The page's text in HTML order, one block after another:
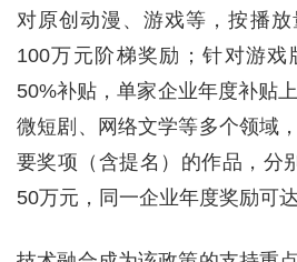
对原创动漫、游戏等，按播
100万元阶梯奖励；针对游
50%补贴，单家企业年度补贴
微短剧、网络文学等多个领域
要奖项（含提名）的作品，分
50万元，同一企业年度奖励可达